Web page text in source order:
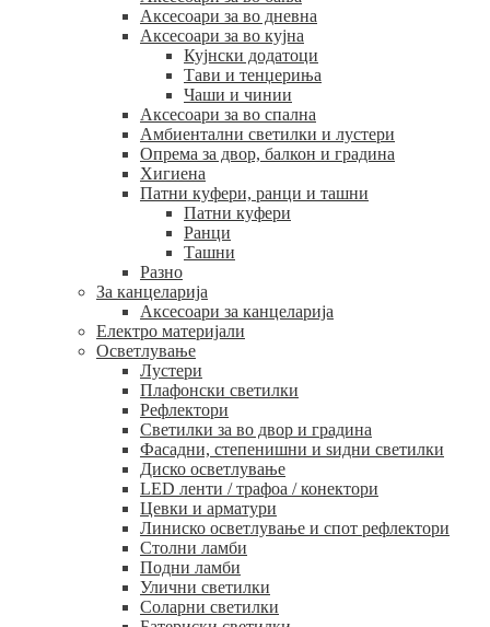
Аксесоари за во дневна
Аксесоари за во кујна
Кујнски додатоци
Тави и тенџериња
Чаши и чинии
Аксесоари за во спална
Амбиентални светилки и лустери
Опрема за двор, балкон и градина
Хигиена
Патни куфери, ранци и ташни
Патни куфери
Ранци
Ташни
Разно
За канцеларија
Аксесоари за канцеларија
Електро материјали
Осветлување
Лустери
Плафонски светилки
Рефлектори
Светилки за во двор и градина
Фасадни, степенишни и ѕидни светилки
Диско осветлување
LED ленти / трафоа / конектори
Цевки и арматури
Линиско осветлување и спот рефлектори
Столни ламби
Подни ламби
Улични светилки
Соларни светилки